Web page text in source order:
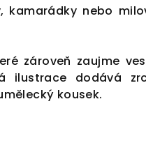
nebo
zároveň zaujme
ilustrace dodává
kousek.